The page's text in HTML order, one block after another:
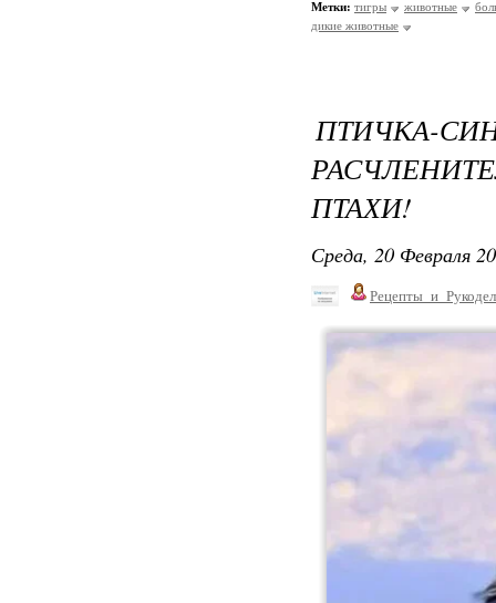
Метки: тигры животные
дикие животные
ПТАХИ!
Среда, 20 Февраля